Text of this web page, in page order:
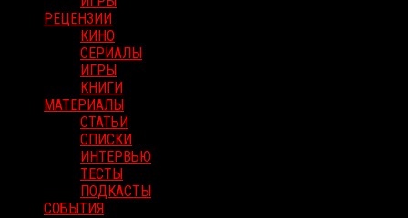
РЕЦЕНЗИИ
КИНО
СЕРИАЛЫ
ИГРЫ
КНИГИ
МАТЕРИАЛЫ
СТАТЬИ
СПИСКИ
ИНТЕРВЬЮ
ТЕСТЫ
ПОДКАСТЫ
СОБЫТИЯ